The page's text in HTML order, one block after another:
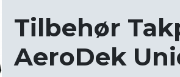
Tilbehør
AeroDek